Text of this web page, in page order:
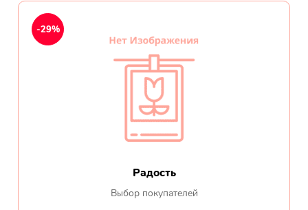
Радость
Выбор покупателей
-29%